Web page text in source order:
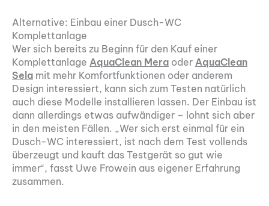
Alternative: Einbau einer Dusch-WC
Komplettanlage
Wer sich bereits zu Beginn für den Kauf einer
Komplettanlage AquaClean Mera oder AquaClean
Sela mit mehr Komfortfunktionen oder anderem
Design interessiert, kann sich zum Testen natürlich
auch diese Modelle installieren lassen. Der Einbau ist
dann allerdings etwas aufwändiger – lohnt sich aber
in den meisten Fällen. „Wer sich erst einmal für ein
Dusch-WC interessiert, ist nach dem Test vollends
überzeugt und kauft das Testgerät so gut wie
immer“, fasst Uwe Frowein aus eigener Erfahrung
zusammen.